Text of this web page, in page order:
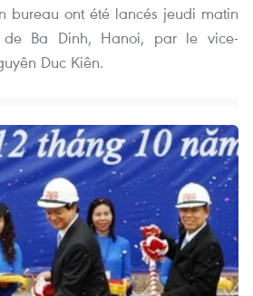
bureau ont été lancés jeudi matin
Ba Dinh, Hanoi, par le vice-
Duc Kiên.